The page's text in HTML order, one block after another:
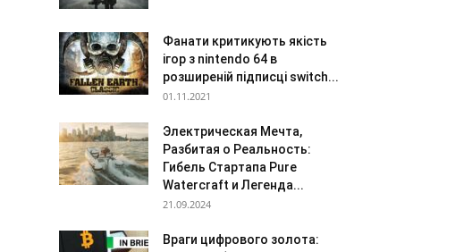
Фанати критикують якість
ігор з nintendo 64 в
розширеній підписці switch...
01.11.2021
Электрическая Мечта,
Разбитая о Реальность:
Гибель Стартапа Pure
Watercraft и Легенда...
21.09.2024
Враги цифрового золота: